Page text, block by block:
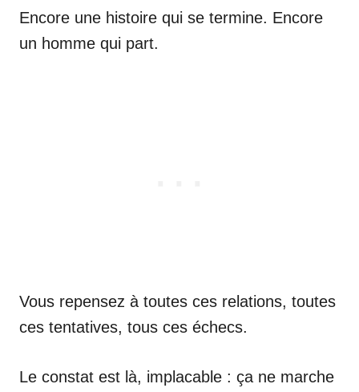
Encore une histoire qui se termine. Encore
un homme qui part.
Vous repensez à toutes ces relations, toutes
ces tentatives, tous ces échecs.
Le constat est là, implacable : ça ne marche